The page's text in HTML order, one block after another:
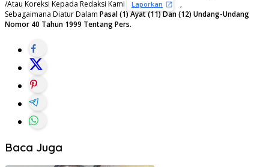
/Atau Koreksi Kepada Redaksi Kami
Laporkan
,
Sebagaimana Diatur Dalam Pasal (1) Ayat (11) Dan (12) Undang-Undang
Nomor 40 Tahun 1999 Tentang Pers.
Baca Juga